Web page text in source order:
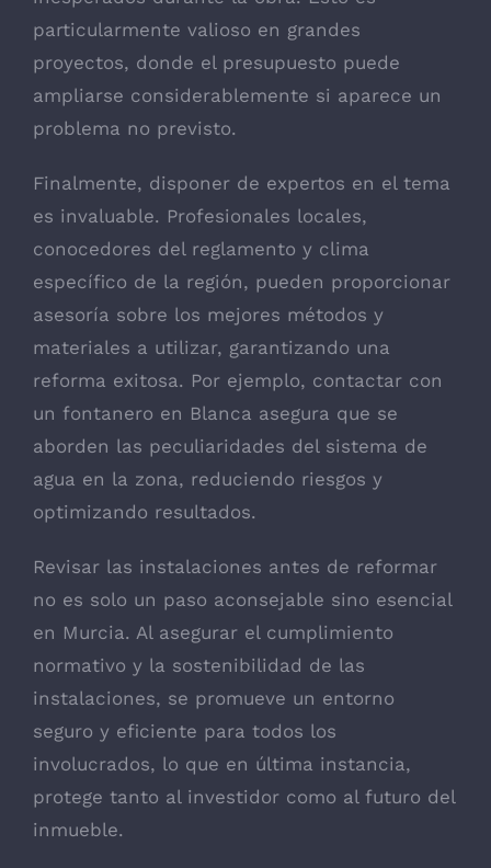
particularmente valioso en grandes
proyectos, donde el presupuesto puede
ampliarse considerablemente si aparece un
problema no previsto.
Finalmente, disponer de expertos en el tema
es invaluable. Profesionales locales,
conocedores del reglamento y clima
específico de la región, pueden proporcionar
asesoría sobre los mejores métodos y
materiales a utilizar, garantizando una
reforma exitosa. Por ejemplo, contactar con
un fontanero en Blanca asegura que se
aborden las peculiaridades del sistema de
agua en la zona, reduciendo riesgos y
optimizando resultados.
Revisar las instalaciones antes de reformar
no es solo un paso aconsejable sino esencial
en Murcia. Al asegurar el cumplimiento
normativo y la sostenibilidad de las
instalaciones, se promueve un entorno
seguro y eficiente para todos los
involucrados, lo que en última instancia,
protege tanto al investidor como al futuro del
inmueble.